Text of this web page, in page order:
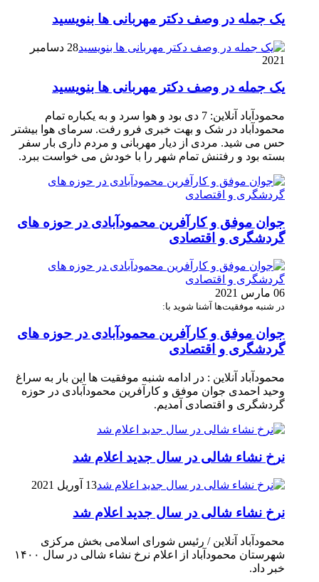
یک جمله در وصف دکتر مهربانی ها بنویسید
28 دسامبر
2021
یک جمله در وصف دکتر مهربانی ها بنویسید
محمودآباد آنلاین: 7 دی بود و هوا سرد و به یکباره تمام
محمودآباد در شک و بهت خبری فرو رفت. سرمای هوا بیشتر
حس می شید. مردی از دیار مهربانی و مردم داری بار سفر
بسته بود و رفتنش تمام شهر را با خودش می خواست ببرد.
جوان موفق و کارآفرین محمودآبادی در حوزه های
گردشگری و اقتصادی
06 مارس 2021
در شنبه موفقیت‌ها آشنا شوید با:
جوان موفق و کارآفرین محمودآبادی در حوزه های
گردشگری و اقتصادی
محمودآباد آنلاین : در ادامه شنبه موفقیت ها این بار به سراغ
وحید احمدی جوان موفق و کارآفرین محمودآبادی در حوزه
گردشگری و اقتصادی آمدیم.
نرخ نشاء شالی در سال جدید اعلام شد
13 آوریل 2021
نرخ نشاء شالی در سال جدید اعلام شد
محمودآباد آنلاین / رئیس شورای اسلامی بخش مرکزی
شهرستان محمودآباد از اعلام نرخ نشاء شالی در سال ۱۴۰۰
خبر داد.